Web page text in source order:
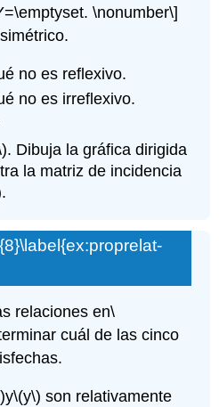
\nonumber\]
no es reflexivo.
no es irreflexivo.
. Dibuja la gráfica dirigida
la matriz de incidencia
.
relaciones en\
cuál de las cinco
y\(y\) son relativamente